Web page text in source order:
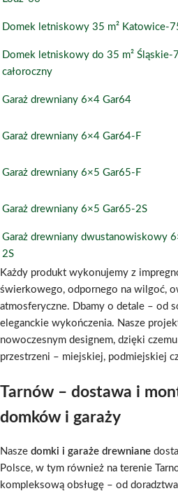
Domek letniskowy 35 m² Katowice-
Domek letniskowy do 35 m² Śląskie-
całoroczny
Garaż drewniany 6×4 Gar64
Garaż drewniany 6×4 Gar64-F
Garaż drewniany 6×5 Gar65-F
Garaż drewniany 6×5 Gar65-2S
Garaż drewniany dwustanowiskowy
2S
Każdy produkt wykonujemy z
świerkowego, odpornego na wilgoć,
atmosferyczne. Dbamy o detale – od
eleganckie wykończenia. Nasze
nowoczesnym designem, dzięki
przestrzeni – miejskiej, podmiejskiej
Tarnów – dostawa i
domków i garaży
Nasze domki i garaże drewniane
Polsce, w tym również na terenie
kompleksową obsługę – od